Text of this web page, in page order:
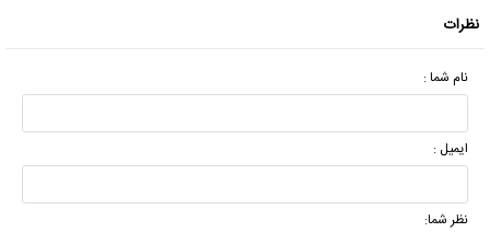
نظرات
نام شما :
ایمیل :
نظر شما: